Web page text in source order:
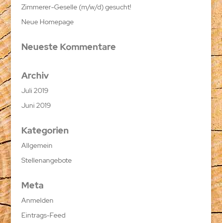
Zimmerer-Geselle (m/w/d) gesucht!
Neue Homepage
Neueste Kommentare
Archiv
Juli 2019
Juni 2019
Kategorien
Allgemein
Stellenangebote
Meta
Anmelden
Eintrags-Feed